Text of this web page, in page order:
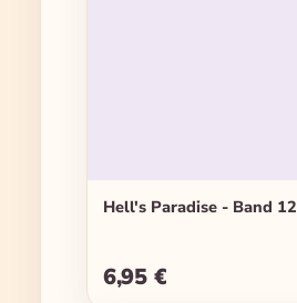
Hell's Paradise - Band 12
Regulärer Preis:
6,95 €